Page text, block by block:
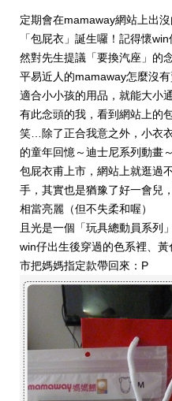
定期會在mamaway網站上出
「包屁衣」誕生囉！記得懷
然對先生提議「要換汽座」的
平易近人的mamaway怎麼沒
適合小小孩的用品，就能大小
有此念頭的我，看到網站上的
笑…除了正合我意之外，小衣
的童年回憶～迪士尼系列動畫～
包屁衣甫上市，網站上就逛過
手，其實也是猶豫了好一會兒
相當亮麗（但不失柔和喔）
且光是一個「玩具總動員系列
win仔出生後穿過的色系裡、
市把媽媽指定款帶回來：P